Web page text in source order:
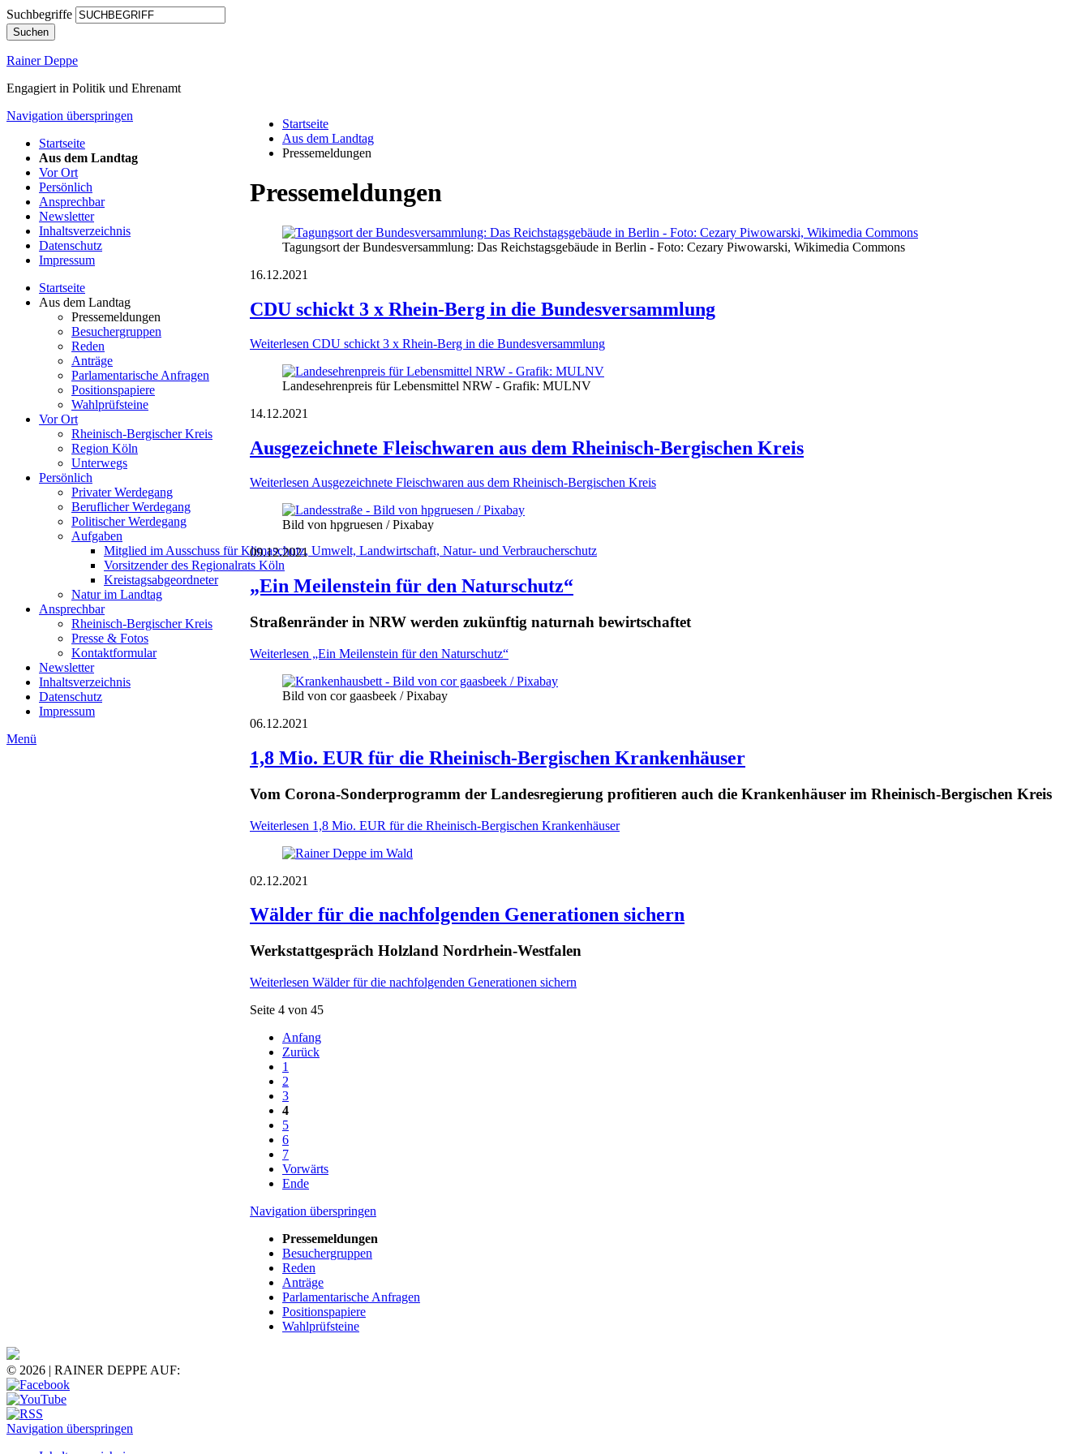
Suchbegriffe
Suchen
Rainer Deppe
Engagiert in Politik und Ehrenamt
Navigation überspringen
Startseite
Aus dem Landtag
Vor Ort
Persönlich
Ansprechbar
Newsletter
Inhaltsverzeichnis
Datenschutz
Impressum
Startseite
Aus dem Landtag
Pressemeldungen
Besuchergruppen
Reden
Anträge
Parlamentarische Anfragen
Positionspapiere
Wahlprüfsteine
Vor Ort
Rheinisch-Bergischer Kreis
Region Köln
Unterwegs
Persönlich
Privater Werdegang
Beruflicher Werdegang
Politischer Werdegang
Aufgaben
Mitglied im Ausschuss für Klimaschutz, Umwelt, Landwirtschaft, Natur- und Verbraucherschutz
Vorsitzender des Regionalrats Köln
Kreistagsabgeordneter
Natur im Landtag
Ansprechbar
Rheinisch-Bergischer Kreis
Presse & Fotos
Kontaktformular
Newsletter
Inhaltsverzeichnis
Datenschutz
Impressum
Menü
Startseite
Aus dem Landtag
Pressemeldungen
Pressemeldungen
Tagungsort der Bundesversammlung: Das Reichstagsgebäude in Berlin - Foto: Cezary Piwowarski, Wikimedia Commons
16.12.2021
CDU schickt 3 x Rhein-Berg in die Bundesversammlung
Weiterlesen CDU schickt 3 x Rhein-Berg in die Bundesversammlung
Landesehrenpreis für Lebensmittel NRW - Grafik: MULNV
14.12.2021
Ausgezeichnete Fleischwaren aus dem Rheinisch-Bergischen Kreis
Weiterlesen Ausgezeichnete Fleischwaren aus dem Rheinisch-Bergischen Kreis
Bild von hpgruesen / Pixabay
09.12.2021
„Ein Meilenstein für den Naturschutz“
Straßenränder in NRW werden zukünftig naturnah bewirtschaftet
Weiterlesen „Ein Meilenstein für den Naturschutz“
Bild von cor gaasbeek / Pixabay
06.12.2021
1,8 Mio. EUR für die Rheinisch-Bergischen Krankenhäuser
Vom Corona-Sonderprogramm der Landesregierung profitieren auch die Krankenhäuser im Rheinisch-Bergischen Kreis
Weiterlesen 1,8 Mio. EUR für die Rheinisch-Bergischen Krankenhäuser
02.12.2021
Wälder für die nachfolgenden Generationen sichern
Werkstattgespräch Holzland Nordrhein-Westfalen
Weiterlesen Wälder für die nachfolgenden Generationen sichern
Seite 4 von 45
Anfang
Zurück
1
2
3
4
5
6
7
Vorwärts
Ende
Navigation überspringen
Pressemeldungen
Besuchergruppen
Reden
Anträge
Parlamentarische Anfragen
Positionspapiere
Wahlprüfsteine
© 2026 | RAINER DEPPE AUF:
Navigation überspringen